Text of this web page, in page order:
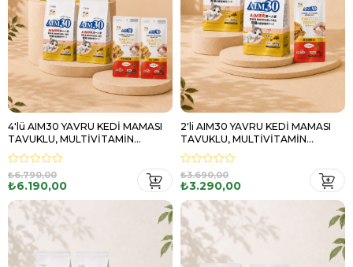
4'lü AIM30 YAVRU KEDİ MAMASI
TAVUKLU, MULTİVİTAMİN
HEDİYELİ
₺6.190,00
₺6.790,00
2'li AIM30 YAVRU KEDİ MAMASI
TAVUKLU, MULTİVİTAMİN
HEDİYELİ
₺3.290,00
₺3.690,00